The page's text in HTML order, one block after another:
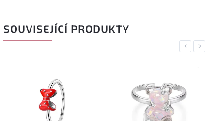
SOUVISEJÍCÍ PRODUKTY
Previous
Next